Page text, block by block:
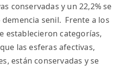
conservadas y un 22,2% se
senil. Frente a los
establecieron categorías,
las esferas afectivas,
están conservadas y se